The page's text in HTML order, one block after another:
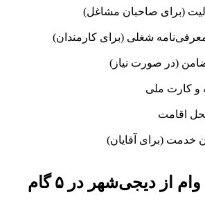
(برای صاحبان مشاغل)
شغلی (برای کارمندان)
(در صورت نیاز)
و کارت ملی
اقامت
خدمت (برای آقایان)
از دیجی‌شهر در ۵ گام